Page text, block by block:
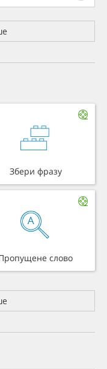
Збери фразу
слово